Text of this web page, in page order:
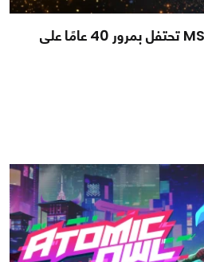
COMPUTEX26: شركة MSI تحتفل بمرور 40 عامًا على